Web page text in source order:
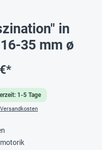
in
35 mm ø
1-5 Tage